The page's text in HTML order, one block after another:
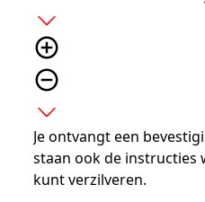
add
add_circle_outline
remove_circle_outline
expand_more
Je ontvangt een
staan ook de instructies
kunt verzilveren.